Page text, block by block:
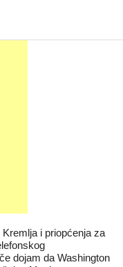
i priopćenja za
dojam da Washington